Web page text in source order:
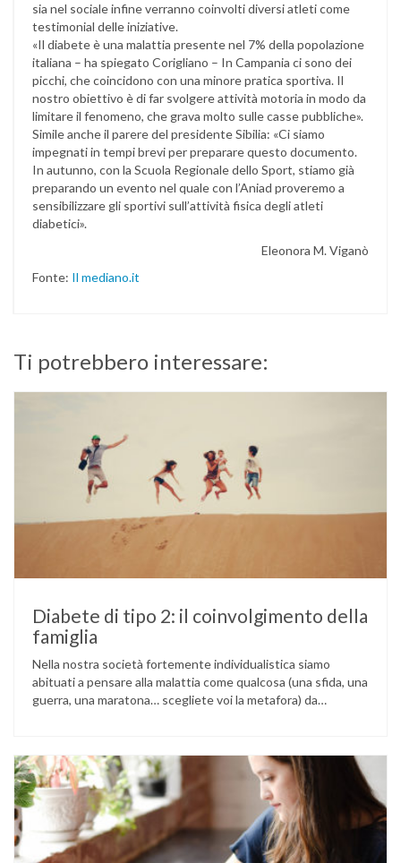
sia nel sociale infine verranno coinvolti diversi atleti come
testimonial delle iniziative.
«Il diabete è una malattia presente nel 7% della popolazione
italiana – ha spiegato Corigliano – In Campania ci sono dei
picchi, che coincidono con una minore pratica sportiva. Il
nostro obiettivo è di far svolgere attività motoria in modo da
limitare il fenomeno, che grava molto sulle casse pubbliche».
Simile anche il parere del presidente Sibilia: «Ci siamo
impegnati in tempi brevi per preparare questo documento.
In autunno, con la Scuola Regionale dello Sport, stiamo già
preparando un evento nel quale con l’Aniad proveremo a
sensibilizzare gli sportivi sull’attività fisica degli atleti
diabetici».
Eleonora M. Viganò
Fonte: Il mediano.it
Ti potrebbero interessare:
Diabete di tipo 2: il coinvolgimento della
famiglia
Nella nostra società fortemente individualistica siamo
abituati a pensare alla malattia come qualcosa (una sfida, una
guerra, una maratona… scegliete voi la metafora) da
le avversità della vita può essere un forte stimolo a reagire
con responsabilità …